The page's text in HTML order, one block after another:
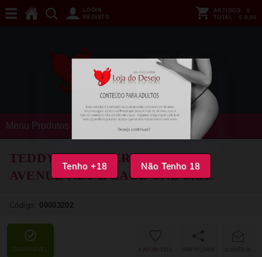
Tenho +18 Não Tenho 18
LOGIN
REGISTO
ARTIGOS:
0
TOTAL: € 0,00
Menu Produtos
TEDDY COM ABERTURA LEG
AVENUE NET E LACE ONE SIZE
Código: 00003202
DISPONÍVEL SUGERIR
FAVORITOS